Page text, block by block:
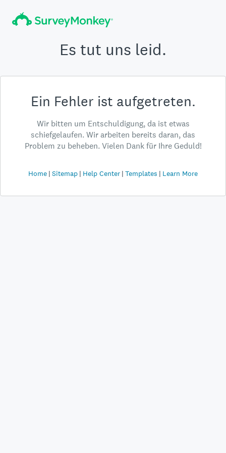
Es tut uns leid.
Ein Fehler ist aufgetreten.
Wir bitten um Entschuldigung, da ist etwas
schiefgelaufen. Wir arbeiten bereits daran, das
Problem zu beheben. Vielen Dank für Ihre Geduld!
Home Sitemap Help Center Templates Learn More